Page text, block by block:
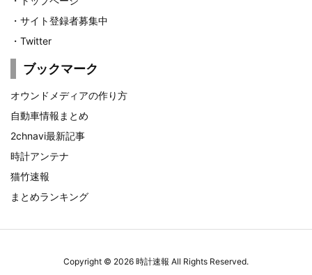
・ サイト登録者募集中
・ Twitter
ブックマーク
オウンドメディアの作り方
自動車情報まとめ
2chnavi最新記事
時計アンテナ
猫竹速報
まとめランキング
Copyright © 2026 時計速報 All Rights Reserved.